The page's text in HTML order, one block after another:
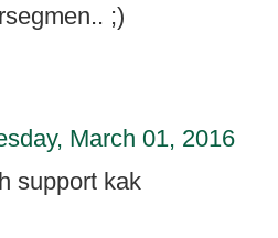
;)
March 01, 2016
support kak